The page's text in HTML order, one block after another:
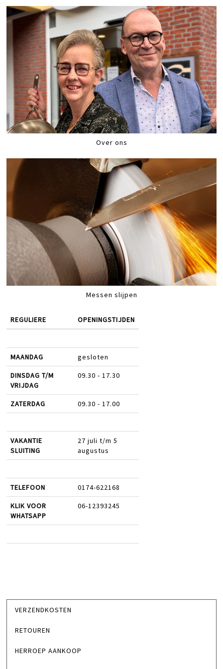
Over ons
Messen slijpen
REGULIERE OPENINGSTIJDEN
MAANDAG gesloten
DINSDAG T/M
VRIJDAG
09.30 - 17.30
ZATERDAG 09.30 - 17.00
VAKANTIE
SLUITING
27 juli t/m 5
augustus
TELEFOON 0174-622168
KLIK VOOR
WHATSAPP
06-12393245
VERZENDKOSTEN
RETOUREN
HERROEP AANKOOP